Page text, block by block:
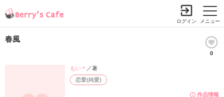
メニュー
ログイン
春風
0
作品情報
恋愛(純愛)
もい＊ ／著